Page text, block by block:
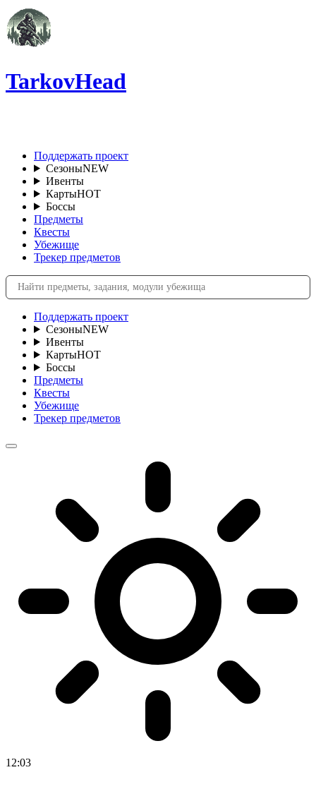
TarkovHead
Поддержать проект
СезоныNEW
Ивенты
КартыHOT
Боссы
Предметы
Квесты
Убежище
Трекер предметов
Поддержать проект
СезоныNEW
Ивенты
КартыHOT
Боссы
Предметы
Квесты
Убежище
Трекер предметов
12:03